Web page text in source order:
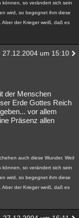
so verändert sich sein
wird, so begegnet ihm diese
Aber der Krieger weiß, daß es
27.12.2004 um 15:10
der Menschen
Erde Gottes Reich
vor allem
Präsenz allen
auch diese Wunder. Weil
so verändert sich sein
wird, so begegnet ihm diese
Aber der Krieger weiß, daß es